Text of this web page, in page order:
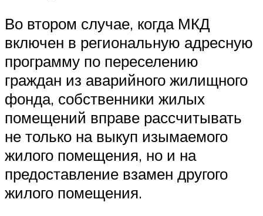
Во втором случае, когда МКД
включен в региональную адресную
программу по переселению
граждан из аварийного жилищного
фонда, собственники жилых
помещений вправе рассчитывать
не только на выкуп изымаемого
жилого помещения, но и на
предоставление взамен другого
жилого помещения.